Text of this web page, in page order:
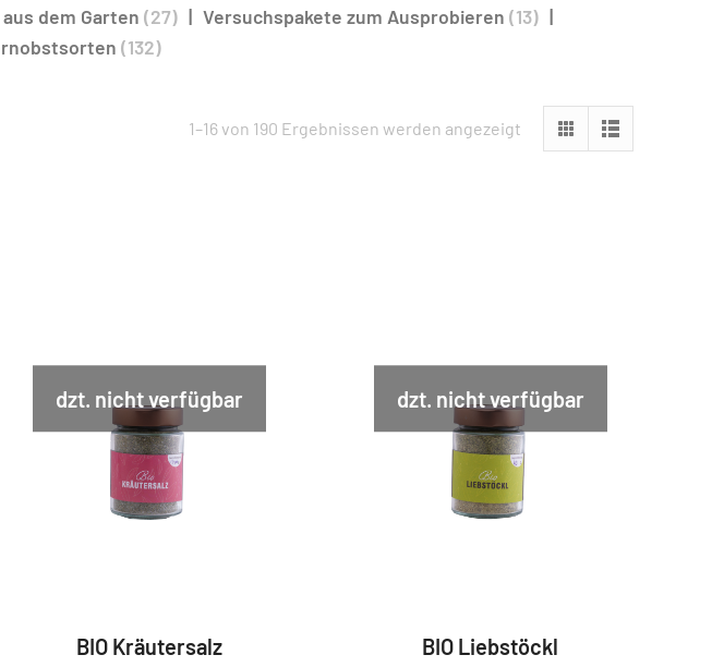
dem Garten (27) Versuchspakete zum Ausprobieren (13)
(132)
1–16 von 190 Ergebnissen werden angezeigt
dzt. nicht verfügbar
BIO Kräutersalz
dzt. nicht verfügbar
BIO Liebstöckl